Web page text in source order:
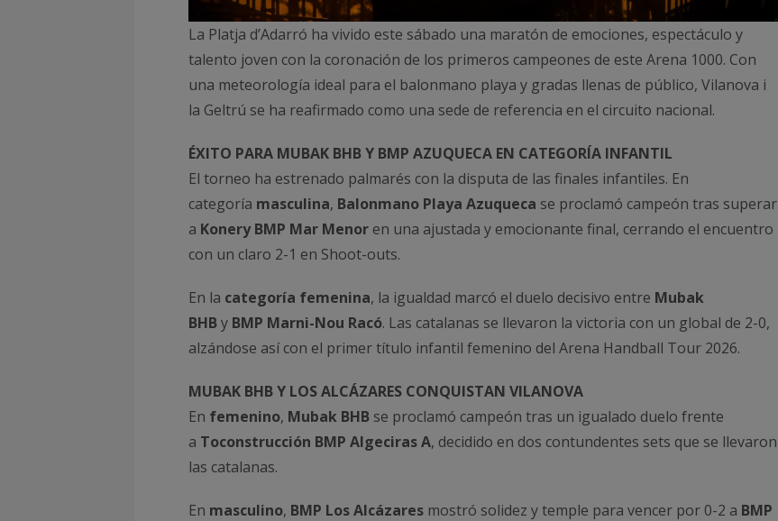
La Platja d’Adarró ha vivido este sábado una maratón de emociones, espectáculo y
talento joven con la coronación de los primeros campeones de este Arena 1000. Con
una meteorología ideal para el balonmano playa y gradas llenas de público, Vilanova i
la Geltrú se ha reafirmado como una sede de referencia en el circuito nacional.
ÉXITO PARA MUBAK BHB Y BMP AZUQUECA EN CATEGORÍA INFANTIL
El torneo ha estrenado palmarés con la disputa de las finales infantiles. En
categoría masculina, Balonmano Playa Azuqueca se proclamó campeón tras superar
a Konery BMP Mar Menor en una ajustada y emocionante final, cerrando el encuentro
con un claro 2-1 en Shoot-outs.
En la categoría femenina, la igualdad marcó el duelo decisivo entre Mubak
BHBy BMP Marni-Nou Racó. Las catalanas se llevaron la victoria con un global de 2-0,
alzándose así con el primer título infantil femenino del Arena Handball Tour 2026.
MUBAK BHB Y LOS ALCÁZARES CONQUISTAN VILANOVA
En femenino, Mubak BHB se proclamó campeón tras un igualado duelo frente
a Toconstrucción BMP Algeciras A, decidido en dos contundentes sets que se llevaron
las catalanas.
En masculino, BMP Los Alcázares mostró solidez y temple para vencer por 0-2 a BMP